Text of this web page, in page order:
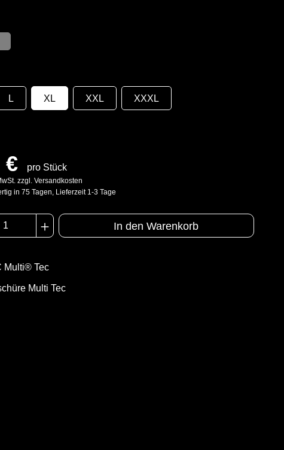
L XL XXL XXXL
€ pro Stück
zzgl. Versandkosten
in 75 Tagen, Lieferzeit 1-3 Tage
In den Warenkorb
Multi® Tec
Multi Tec